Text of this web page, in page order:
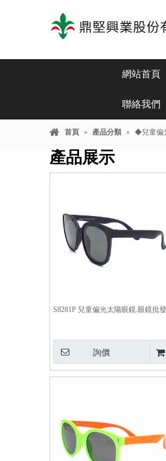
網站首頁
聯絡我們
首頁 » 產品分類 » ◆兒童偏
產品展示
S8281P 兒童偏光太陽眼鏡.眼鏡批發
詢價